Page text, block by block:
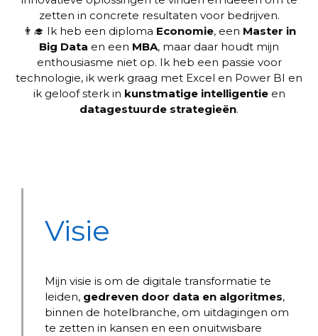
zetten in concrete resultaten voor bedrijven.
👨‍🎓 Ik heb een diploma Economie, een Master in
Big Data en een MBA, maar daar houdt mijn
enthousiasme niet op. Ik heb een passie voor
technologie, ik werk graag met Excel en Power BI en
ik geloof sterk in kunstmatige intelligentieen
datagestuurde strategieën.
Visie
Mijn visie is om de digitale transformatie te
leiden, gedreven door data en algoritmes,
binnen de hotelbranche, om uitdagingen om
te zetten in kansen en een onuitwisbare